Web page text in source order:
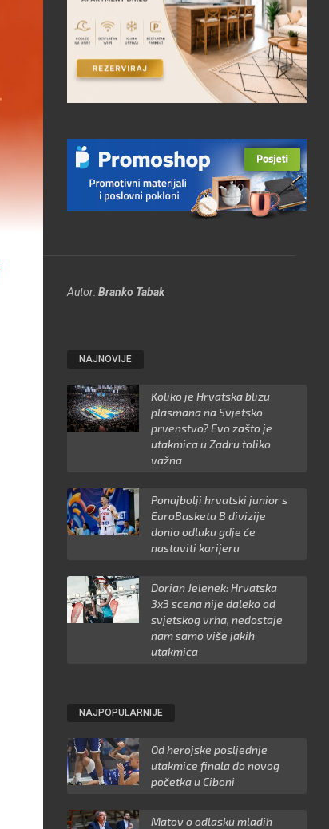
Autor:Branko Tabak
NAJNOVIJE
Koliko je Hrvatska blizu
plasmana na Svjetsko
prvenstvo? Evo zašto je
utakmica u Zadru toliko
važna
Ponajbolji hrvatski junior s
EuroBasketa B divizije
donio odluku gdje će
nastaviti karijeru
Dorian Jelenek: Hrvatska
3x3 scena nije daleko od
svjetskog vrha, nedostaje
nam samo više jakih
utakmica
NAJPOPULARNIJE
Od herojske posljednje
utakmice finala do novog
početka u Ciboni
Matov o odlasku mladih